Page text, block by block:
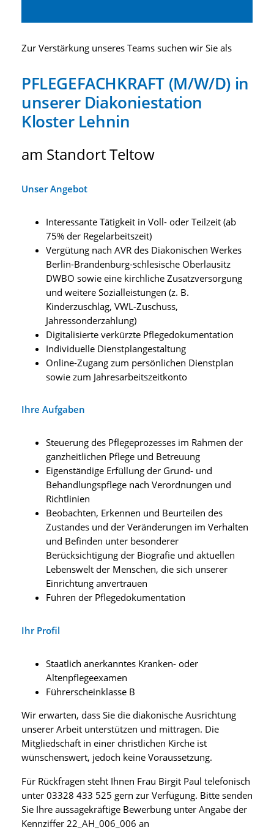
Zur Verstärkung unseres Teams suchen wir Sie als
PFLEGEFACHKRAFT (M/W/D) in
unserer Diakoniestation
Kloster Lehnin
am Standort Teltow
Unser Angebot
Interessante Tätigkeit in Voll- oder Teilzeit (ab
75% der Regelarbeitszeit)
Vergütung nach AVR des Diakonischen Werkes
Berlin-Brandenburg-schlesische Oberlausitz
DWBO sowie eine kirchliche Zusatzversorgung
und weitere Sozialleistungen (z. B.
Kinderzuschlag, VWL-Zuschuss,
Jahressonderzahlung)
Digitalisierte verkürzte Pflegedokumentation
Individuelle Dienstplangestaltung
Online-Zugang zum persönlichen Dienstplan
sowie zum Jahresarbeitszeitkonto
Ihre Aufgaben
Steuerung des Pflegeprozesses im Rahmen der
ganzheitlichen Pflege und Betreuung
Eigenständige Erfüllung der Grund- und
Behandlungspflege nach Verordnungen und
Richtlinien
Beobachten, Erkennen und Beurteilen des
Zustandes und der Veränderungen im Verhalten
und Befinden unter besonderer
Berücksichtigung der Biografie und aktuellen
Lebenswelt der Menschen, die sich unserer
Einrichtung anvertrauen
Führen der Pflegedokumentation
Ihr Profil
Staatlich anerkanntes Kranken- oder
Altenpflegeexamen
Führerscheinklasse B
Wir erwarten, dass Sie die diakonische Ausrichtung
unserer Arbeit unterstützen und mittragen. Die
Mitgliedschaft in einer christlichen Kirche ist
wünschenswert, jedoch keine Voraussetzung.
Für Rückfragen steht Ihnen Frau Birgit Paul telefonisch
unter 03328 433 525 gern zur Verfügung. Bitte senden
Sie Ihre aussagekräftige Bewerbung unter Angabe der
Kennziffer 22_AH_006_006 an